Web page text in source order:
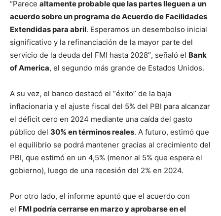
“Parece altamente probable que las partes lleguen a un
acuerdo sobre un programa de Acuerdo de Facilidades
Extendidas para abril. Esperamos un desembolso inicial
significativo y la refinanciación de la mayor parte del
servicio de la deuda del FMI hasta 2028″, señaló el Bank
of America, el segundo más grande de Estados Unidos.
A su vez, el banco destacó el “éxito” de la baja
inflacionaria y el ajuste fiscal del 5% del PBI para alcanzar
el déficit cero en 2024 mediante una caída del gasto
público del 30% en términos reales. A futuro, estimó que
el equilibrio se podrá mantener gracias al crecimiento del
PBI, que estimó en un 4,5% (menor al 5% que espera el
gobierno), luego de una recesión del 2% en 2024.
Por otro lado, el informe apuntó que el acuerdo con
el FMI podría cerrarse en marzo y aprobarse en el